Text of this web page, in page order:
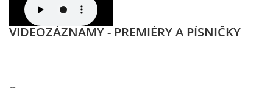
O NÁS
VIDEOZÁZNAMY - PREMIÉRY A PÍSNIČKY